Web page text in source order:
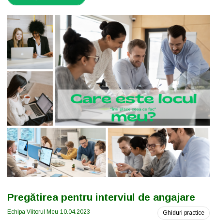
Pregătirea pentru interviul de angajare
Echipa Viitorul Meu 10.04.2023 Ghiduri practice